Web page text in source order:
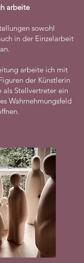
arbeite
sowohl
in der Einzelarbeit
an.
arbeite ich mit
der Künstlerin
als Stellvertreter ein
Wahrnehmungsfeld